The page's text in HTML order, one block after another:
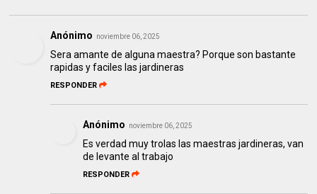
Anónimo noviembre 06, 2025
Sera amante de alguna maestra? Porque son bastante
rapidas y faciles las jardineras
RESPONDER
Anónimo noviembre 06, 2025
Es verdad muy trolas las maestras jardineras, van
de levante al trabajo
RESPONDER